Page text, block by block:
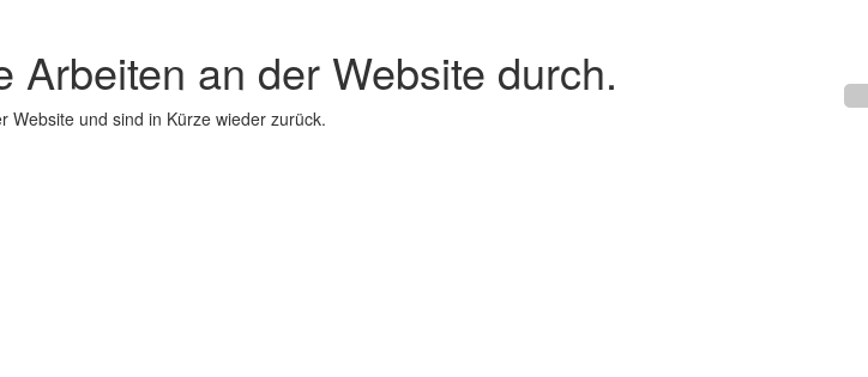
an der Website durch.
Website und sind in Kürze wieder zurück.